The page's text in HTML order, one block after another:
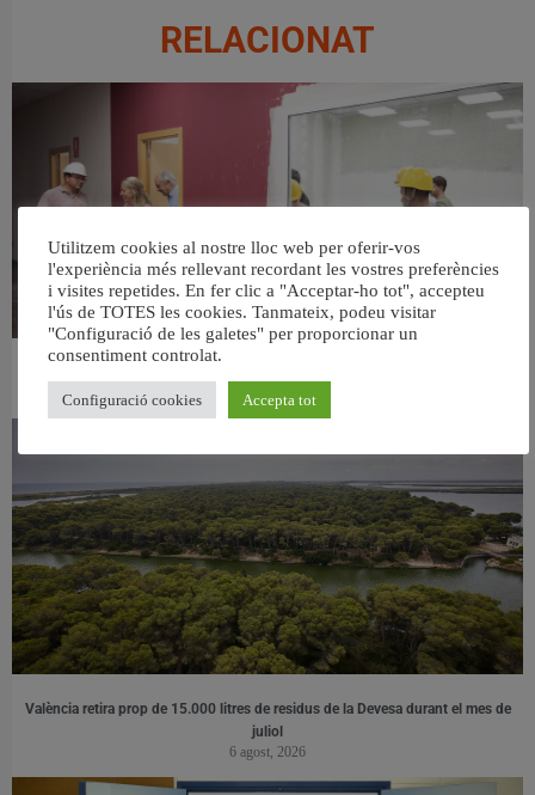
RELACIONAT
6 agost, 2026
València retira prop de 15.000 litres de residus de la Devesa durant el mes de
juliol
6 agost, 2026
Utilitzem cookies al nostre lloc web per oferir-vos
l'experiència més rellevant recordant les vostres preferències
i visites repetides. En fer clic a "Acceptar-ho tot", accepteu
l'ús de TOTES les cookies. Tanmateix, podeu visitar
"Configuració de les galetes" per proporcionar un
consentiment controlat.
Configuració cookies Accepta tot